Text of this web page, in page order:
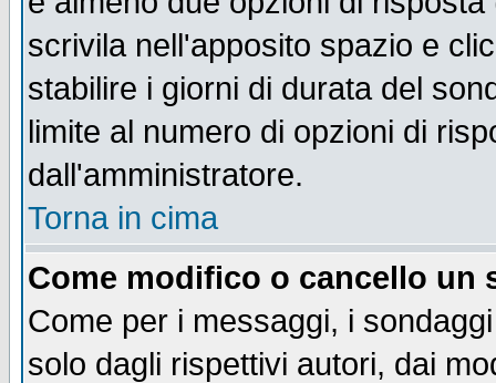
scrivila nell'apposito spazio e
stabilire i giorni di durata del
limite al numero di opzioni di
dall'amministratore.
Torna in cima
Come modifico o cancello un
Come per i messaggi, i
solo dagli rispettivi autori, dai